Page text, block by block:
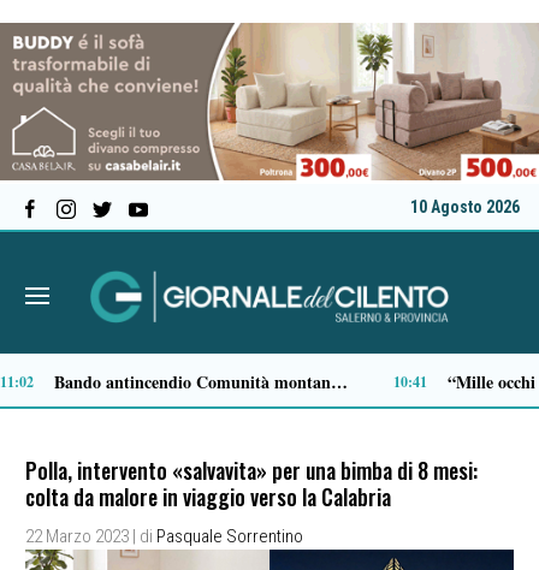
10 Agosto 2026
Salerno, sex worker nella zona dell’Arechi: segnalazioni vicino allo stadio 09:05 Salerno, presunta aggressione in un casolare: rintracciato un uomo nella notte 08:54
Polla, intervento «salvavita» per una bimba di 8 mesi:
colta da malore in viaggio verso la Calabria
22 Marzo 2023 | di Pasquale Sorrentino